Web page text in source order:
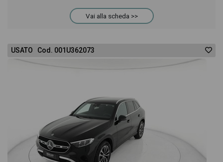
Vai alla scheda >>
USATO Cod. 001U362073